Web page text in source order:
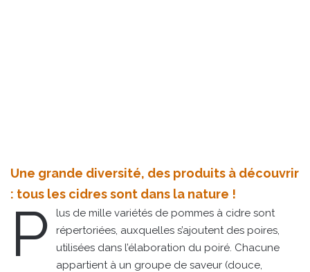
Une grande diversité, des produits à découvrir
: tous les cidres sont dans la nature !
P
lus de mille variétés de pommes à cidre sont
répertoriées, auxquelles s’ajoutent des poires,
utilisées dans l’élaboration du poiré. Chacune
appartient à un groupe de saveur (douce,